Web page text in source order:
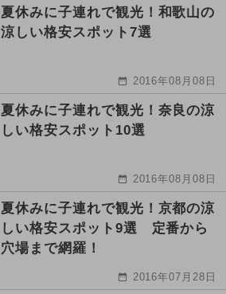
夏休みに子連れで観光！和歌山の
涼しい格安スポット7選
2016年08月08日
夏休みに子連れで観光！奈良の涼
しい格安スポット10選
2016年08月08日
夏休みに子連れで観光！京都の涼
しい格安スポット9選 定番から
穴場まで網羅！
2016年07月28日